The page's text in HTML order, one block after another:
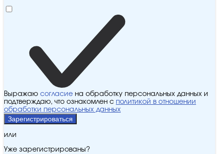
Выражаю согласие на обработку персональных данных и
подтверждаю, что ознакомлен с политикой в отношении
обработки персональных данных
Зарегистрироваться
или
Уже зарегистрированы?